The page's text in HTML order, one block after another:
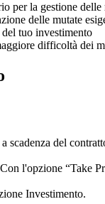
per la gestione delle
delle mutate
tuo investimento
difficoltà dei
scadenza del
l'opzione “Take
Investimento.